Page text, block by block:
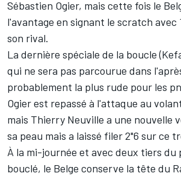
Sébastien Ogier, mais cette fois le
l'avantage en signant le scratch avec
son rival.
La dernière spéciale de la boucle
qui ne sera pas parcourue dans
probablement la plus rude pour les
Ogier est repassé à l'attaque au
mais Thierry Neuville a une nouvelle
sa peau mais a laissé filer 2"6 sur ce
À la mi-journée et avec deux tiers du
bouclé, le Belge conserve la tête du